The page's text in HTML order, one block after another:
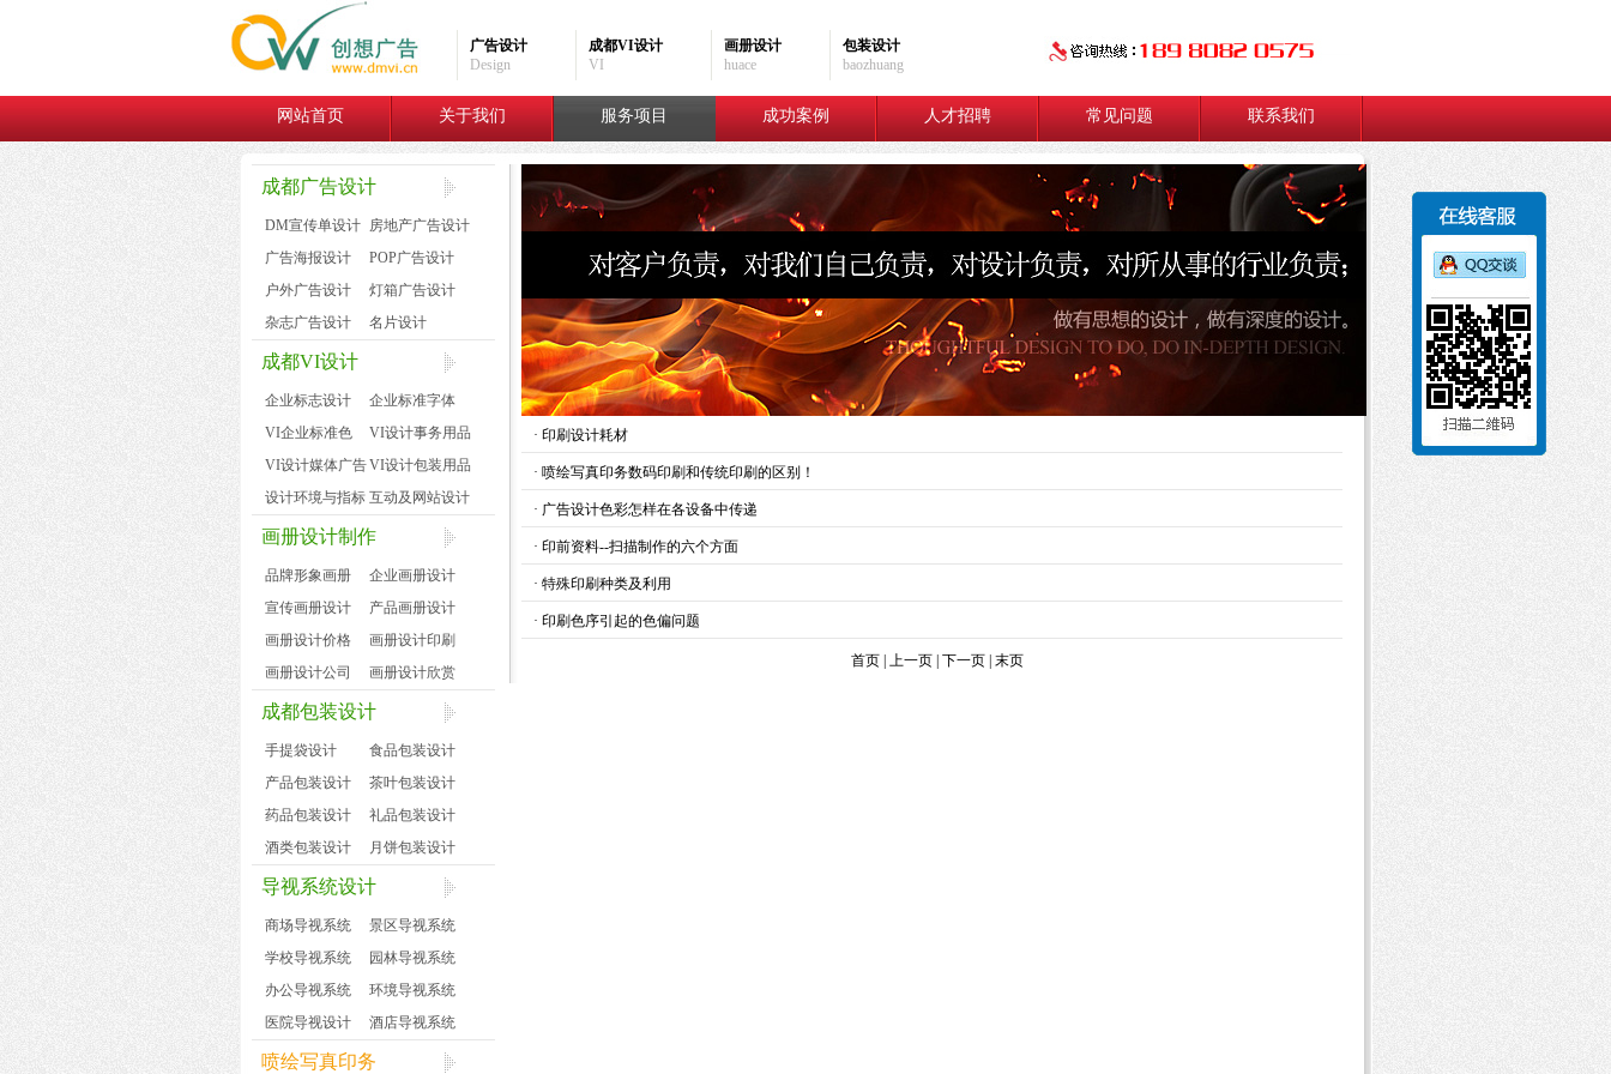
广告设计
Design
成都VI设计
VI
画册设计
huace
包装设计
baozhuang
网站首页 关于我们 服务项目 成功案例 人才招聘 常见问题 联系我们
成都广告设计
DM宣传单设计
房地产广告设计
广告海报设计
POP广告设计
户外广告设计
灯箱广告设计
杂志广告设计
名片设计
成都VI设计
企业标志设计
企业标准字体
VI企业标准色
VI设计事务用品
VI设计媒体广告VI设计包装用品
设计环境与指标 互动及网站设计
画册设计制作
品牌形象画册
企业画册设计
宣传画册设计
产品画册设计
画册设计价格
画册设计印刷
画册设计公司
画册设计欣赏
成都包装设计
手提袋设计
食品包装设计
产品包装设计
茶叶包装设计
药品包装设计
礼品包装设计
酒类包装设计
月饼包装设计
导视系统设计
商场导视系统
景区导视系统
学校导视系统
园林导视系统
办公导视系统
环境导视系统
医院导视设计
酒店导视系统
喷绘写真印务
· 印刷设计耗材
· 喷绘写真印务数码印刷和传统印刷的区别！
· 广告设计色彩怎样在各设备中传递
· 印前资料--扫描制作的六个方面
· 特殊印刷种类及利用
· 印刷色序引起的色偏问题
首页 上一页 下一页 末页